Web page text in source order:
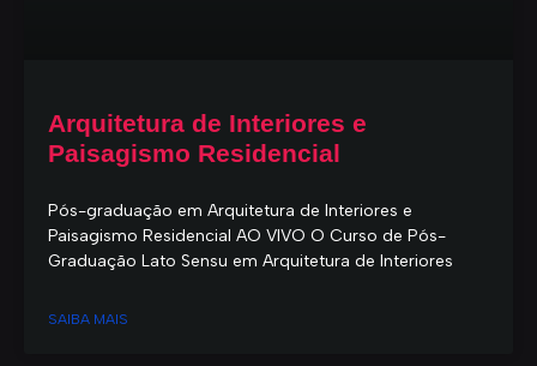
Arquitetura de Interiores e
Paisagismo Residencial
Pós-graduação em Arquitetura de Interiores e
Paisagismo Residencial AO VIVO O Curso de Pós-
Graduação Lato Sensu em Arquitetura de Interiores
SAIBA MAIS